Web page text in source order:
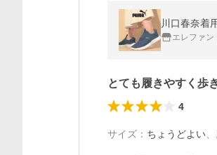
エレファン
とても履きやすく歩
4
サイズ ： ちょうどよい